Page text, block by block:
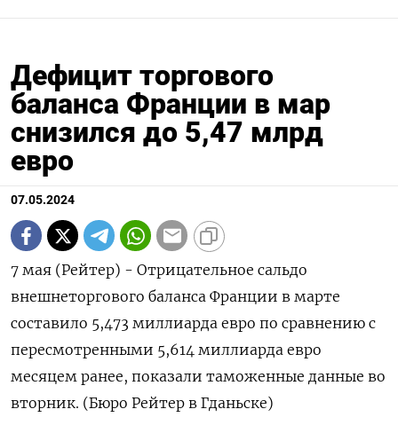
Дефицит торгового
баланса Франции в мар
снизился до 5,47 млрд
евро
07.05.2024
7 мая (Рейтер) - Отрицательное сальдо
внешнеторгового баланса Франции в марте
составило 5,473 миллиарда евро по сравнению с
пересмотренными 5,614 миллиарда евро
месяцем ранее, показали таможенные данные во
вторник. (Бюро Рейтер в Гданьске)